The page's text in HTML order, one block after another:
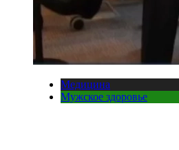
Медицина
Мужское здоровье